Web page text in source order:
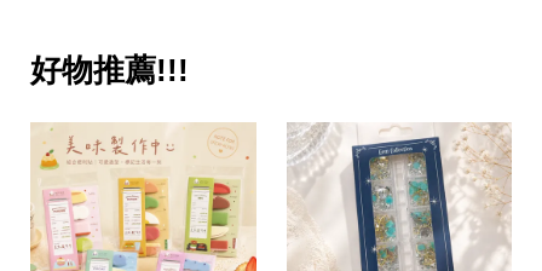
好物推薦!!!